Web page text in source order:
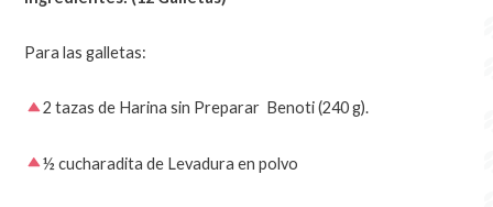
Para las galletas:
2 tazas de Harina sin Preparar Benoti (240 g).
½ cucharadita de Levadura en polvo